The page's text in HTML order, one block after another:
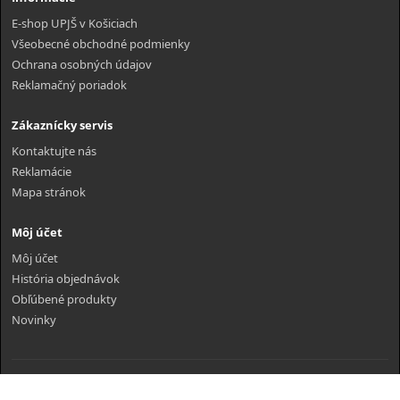
E-shop UPJŠ v Košiciach
Všeobecné obchodné podmienky
Ochrana osobných údajov
Reklamačný poriadok
Zákaznícky servis
Kontaktujte nás
Reklamácie
Mapa stránok
Môj účet
Môj účet
História objednávok
Obľúbené produkty
Novinky